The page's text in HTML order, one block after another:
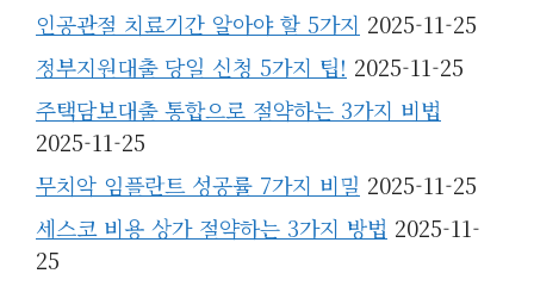
인공관절 치료기간 알아야 할 5가지 2025-11-25
정부지원대출 당일 신청 5가지 팁! 2025-11-25
주택담보대출 통합으로 절약하는 3가지 비법
2025-11-25
무치악 임플란트 성공률 7가지 비밀 2025-11-25
세스코 비용 상가 절약하는 3가지 방법 2025-11-
25